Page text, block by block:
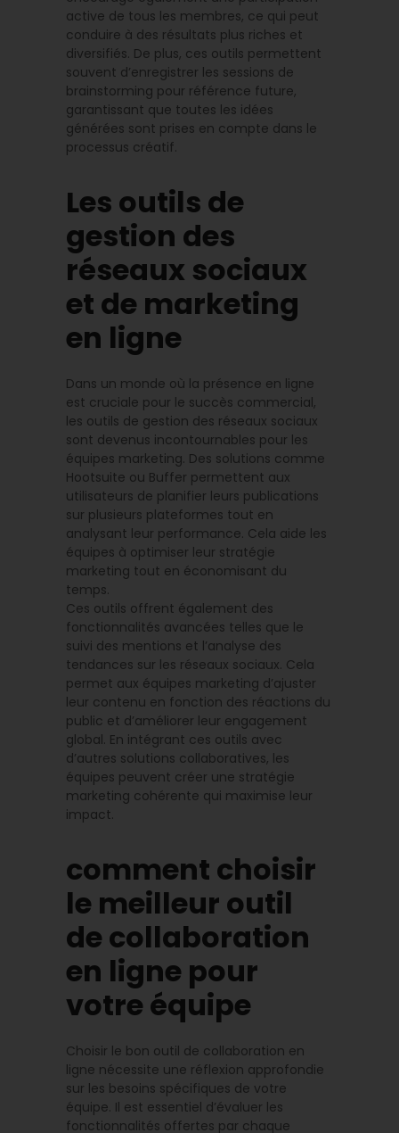
active de tous les membres, ce qui peut
conduire à des résultats plus riches et
diversifiés. De plus, ces outils permettent
souvent d’enregistrer les sessions de
brainstorming pour référence future,
garantissant que toutes les idées
générées sont prises en compte dans le
processus créatif.
Les outils de
gestion des
réseaux sociaux
et de marketing
en ligne
Dans un monde où la présence en ligne
est cruciale pour le succès commercial,
les outils de gestion des réseaux sociaux
sont devenus incontournables pour les
équipes marketing. Des solutions comme
Hootsuite ou Buffer permettent aux
utilisateurs de planifier leurs publications
sur plusieurs plateformes tout en
analysant leur performance. Cela aide les
équipes à optimiser leur stratégie
marketing tout en économisant du
temps.
Ces outils offrent également des
fonctionnalités avancées telles que le
suivi des mentions et l’analyse des
tendances sur les réseaux sociaux. Cela
permet aux équipes marketing d’ajuster
leur contenu en fonction des réactions du
public et d’améliorer leur engagement
global. En intégrant ces outils avec
d’autres solutions collaboratives, les
équipes peuvent créer une stratégie
marketing cohérente qui maximise leur
impact.
comment choisir
le meilleur outil
de collaboration
en ligne pour
votre équipe
Choisir le bon outil de collaboration en
ligne nécessite une réflexion approfondie
sur les besoins spécifiques de votre
équipe. Il est essentiel d’évaluer les
fonctionnalités offertes par chaque